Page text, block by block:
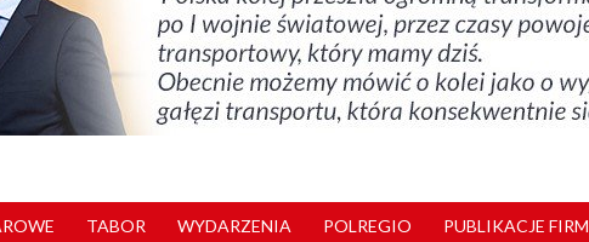
TABOR WYDARZENIA POLREGIO PUBLIKACJE FIRM